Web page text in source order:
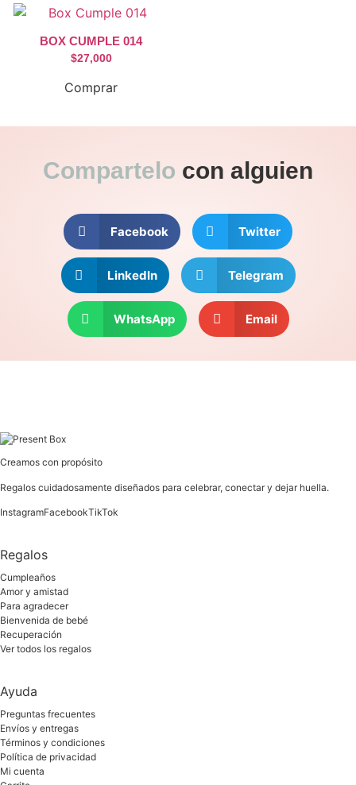
BOX CUMPLE 014
$27,000
Comprar
Compartelo con alguien
Facebook Twitter
LinkedIn Telegram
WhatsApp Email
Creamos con propósito
Regalos cuidadosamente diseñados para celebrar, conectar y dejar huella.
InstagramFacebookTikTok
Regalos
Cumpleaños
Amor y amistad
Para agradecer
Bienvenida de bebé
Recuperación
Ver todos los regalos
Ayuda
Preguntas frecuentes
Envíos y entregas
Términos y condiciones
Política de privacidad
Mi cuenta